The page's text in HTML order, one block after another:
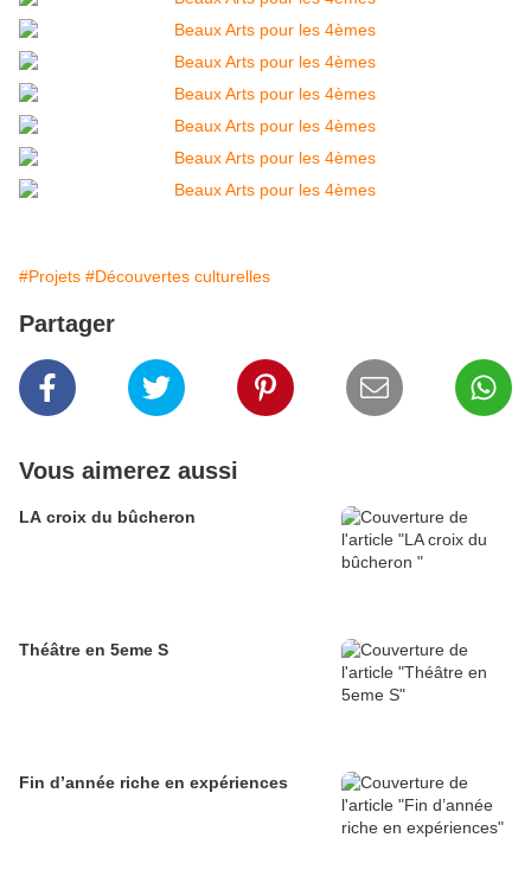
#Projets #Découvertes culturelles
Partager
Vous aimerez aussi
LA croix du bûcheron
Théâtre en 5eme S
Fin d’année riche en expériences